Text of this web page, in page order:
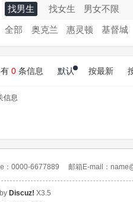
找男生 找女生 男女不限
全部 奥克兰 惠灵顿 基督城
0 条信息 默认 按最新
信息
：0000-6677889 邮箱E-mail：
Discuz! X3.5